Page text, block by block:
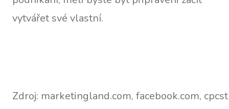
vytvářet své vlastní.
Zdroj: marketingland.com, facebook.com,